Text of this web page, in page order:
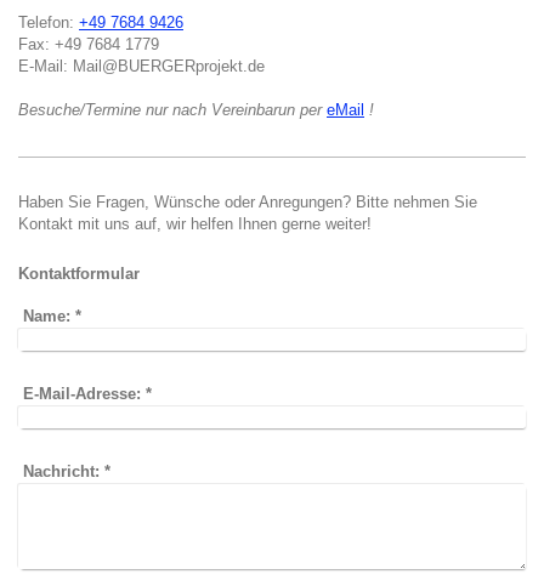
Telefon: +49 7684 9426
Fax: +49 7684 1779
E-Mail: Mail@BUERGERprojekt.de
Besuche/Termine nur nach Vereinbarun per eMail !
Haben Sie Fragen, Wünsche oder Anregungen? Bitte nehmen Sie
Kontakt mit uns auf, wir helfen Ihnen gerne weiter!
Kontaktformular
Name: *
E-Mail-Adresse: *
Nachricht: *